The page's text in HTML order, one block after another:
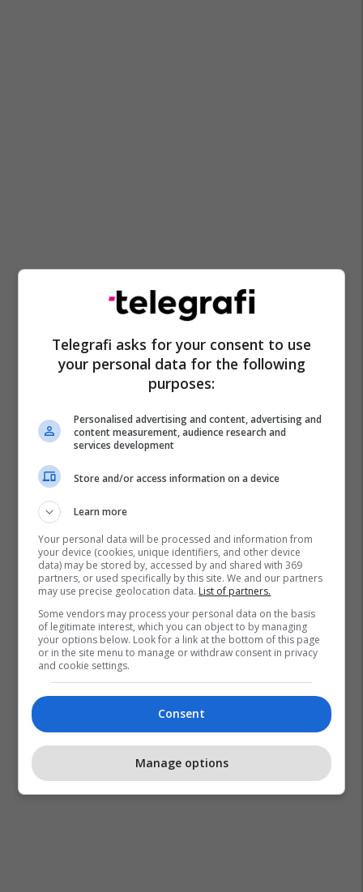
Irani Donald Trump Lufta Në Iran Video
Telegrafi asks for your consent to use
your personal data for the following
purposes:
Personalised advertising and content, advertising and
content measurement, audience research and
services development
Store and/or access information on a device
Learn more
Your personal data will be processed and information from
your device (cookies, unique identifiers, and other device
data) may be stored by, accessed by and shared with 369
partners, or used specifically by this site. We and our partners
may use precise geolocation data. List of partners.
Some vendors may process your personal data on the basis
of legitimate interest, which you can object to by managing
your options below. Look for a link at the bottom of this page
or in the site menu to manage or withdraw consent in privacy
and cookie settings.
Consent
Manage options